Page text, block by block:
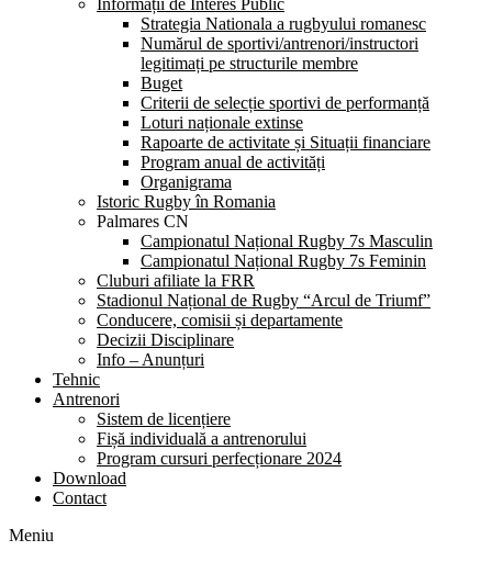
Informații de Interes Public
Strategia Nationala a rugbyului romanesc
Numărul de sportivi/antrenori/instructori
legitimați pe structurile membre
Buget
Criterii de selecție sportivi de performanță
Loturi naționale extinse
Rapoarte de activitate și Situații financiare
Program anual de activități
Organigrama
Istoric Rugby în Romania
Palmares CN
Campionatul Național Rugby 7s Masculin
Campionatul Național Rugby 7s Feminin
Cluburi afiliate la FRR
Stadionul Național de Rugby “Arcul de Triumf”
Conducere, comisii și departamente
Decizii Disciplinare
Info – Anunțuri
Tehnic
Antrenori
Sistem de licențiere
Fișă individuală a antrenorului
Program cursuri perfecționare 2024
Download
Contact
Meniu